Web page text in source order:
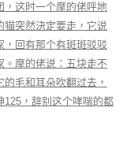
，这时一个摩的佬呼地
猫突然決定要走，它说
，回有那个有斑斑驳驳
。摩的佬说：五块走不
毛和耳朵吹翻过去，
125，辞别这个哮喘的都